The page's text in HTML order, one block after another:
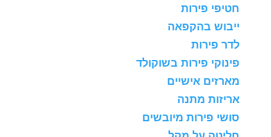
חטיפי פירות
ייבוש בהקפאה
לדר פירות
פינוקי פירות בשוקולד
מארזים אישיים
אריזות מתנה
סושי פירות מיובשים